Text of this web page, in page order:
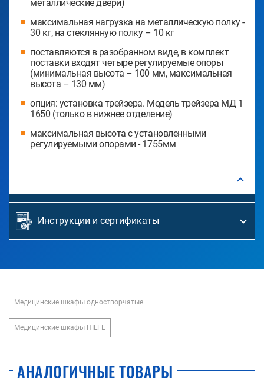
металлические двери)
максимальная нагрузка на металлическую полку -
30 кг, на стеклянную полку – 10 кг
поставляются в разобранном виде, в комплект
поставки входят четыре регулируемые опоры
(минимальная высота – 100 мм, максимальная
высота – 130 мм)
опция: установка трейзера. Модель трейзера МД 1
1650 (только в нижнее отделение)
максимальная высота с установленными
регулируемыми опорами - 1755мм
Инструкции и сертификаты
Медицинские шкафы одностворчатые
Медицинские шкафы HILFE
АНАЛОГИЧНЫЕ ТОВАРЫ